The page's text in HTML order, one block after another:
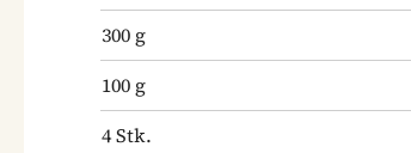
300 g
100 g
4Stk.